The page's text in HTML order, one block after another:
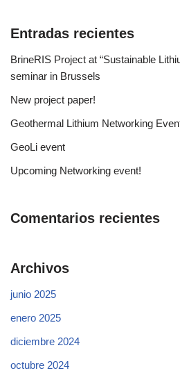
Entradas recientes
BrineRIS Project at “Sustainable
seminar in Brussels
New project paper!
Geothermal Lithium Networking
GeoLi event
Upcoming Networking event!
Comentarios recientes
Archivos
junio 2025
enero 2025
diciembre 2024
octubre 2024